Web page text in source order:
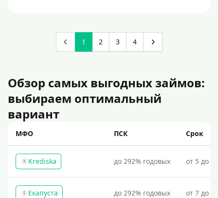
1 2 3 4
Обзор самых выгодных займов:
выбираем оптимальный
вариант
МФО ПСК Срок
K Krediska до 292% годовых от 5 до
Е Екапуста до 292% годовых от 7 до